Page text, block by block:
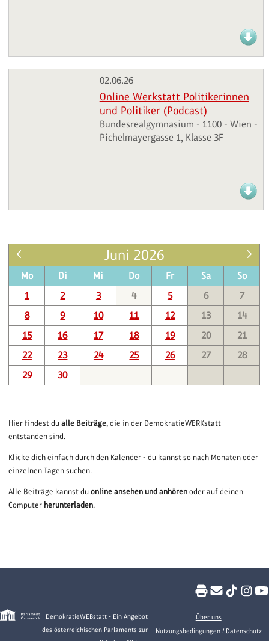
02.06.26
Online Werkstatt Politikerinnen
und Politiker (Podcast)
Bundesrealgymnasium - 1100 - Wien -
Pichelmayergasse 1, Klasse 3F
Juni 2026
Mo Di Mi Do Fr Sa
So
1
2 3 4 5 6
7
8
9 10 11 12 13
14
15
16 17 18 19 20
21
22
23 24 25 26 27
28
29
30
Hier findest dualle Beiträge, die in der DemokratieWERKstatt
entstanden sind.
Klicke dich einfach durch den Kalender - du kannst so nach Monaten oder
einzelnen Tagen suchen.
Alle Beiträge kannst duonline ansehen und anhören oder auf deinen
Computer herunterladen.
DemokratieWEBstatt - Ein Angebot
des österreichischen Parlaments zur
Über uns
Nutzungsbedingungen / Datenschutz